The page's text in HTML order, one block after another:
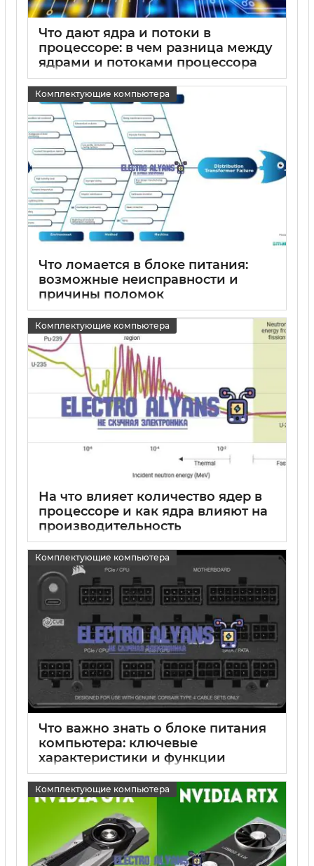
Что дают ядра и потоки в
процессоре: в чем разница между
ядрами и потоками процессора
Комплектующие компьютера
Что ломается в блоке питания:
возможные неисправности и
причины поломок
Комплектующие компьютера
На что влияет количество ядер в
процессоре и как ядра влияют на
производительность
Комплектующие компьютера
Что важно знать о блоке питания
компьютера: ключевые
характеристики и функции
Комплектующие компьютера